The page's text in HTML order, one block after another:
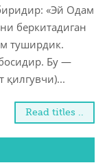
«Эй Одам
беркитадиган
туширдик.
Бу —
қилгувчи)...
Read titles ..